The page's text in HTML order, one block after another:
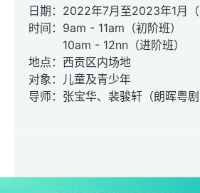
日期：2022年7月至2023年1月（
时间：9am - 11am（初阶班）
10am - 12nn（进阶班）
地点：西贡区内场地
对象：儿童及青少年
导师：张宝华、裴骏轩（朗晖粤剧